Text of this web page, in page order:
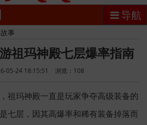
导航
事
祖玛神殿七层爆率指南
05-24 18:15:51 浏览： 108
祖玛神殿一直是玩家争夺高级装备的
七层，因其高爆率和稀有装备掉落而